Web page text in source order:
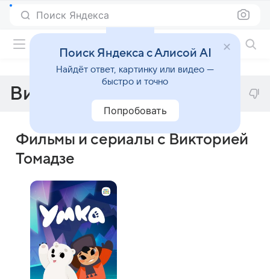
Поиск Яндекса
Виктория Томадзе
Фильмы и сериалы с Викторией
Томадзе
Поиск Яндекса с Алисой AI
Найдёт ответ, картинку или видео —
быстро и точно
Попробовать